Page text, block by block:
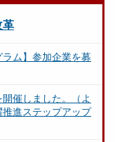
革
ラム】参加企業を募
催しました。（よ
進ステップアップ